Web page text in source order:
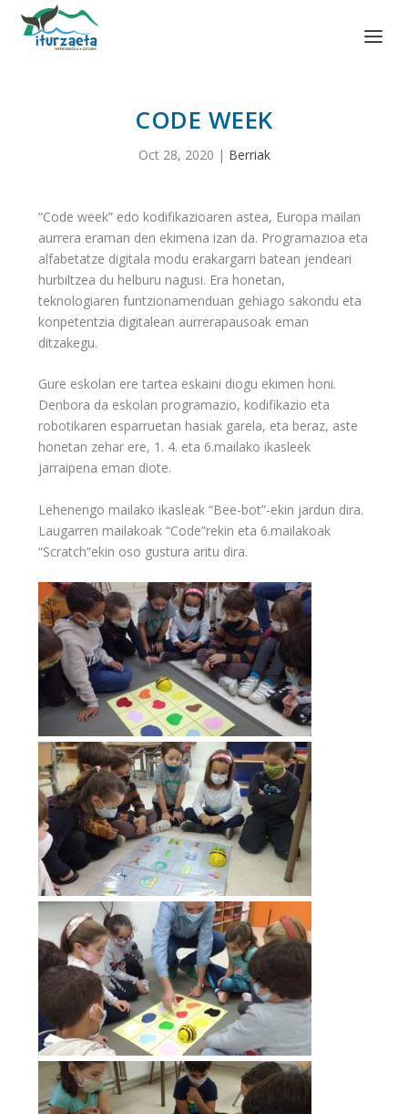
CODE WEEK
Oct 28, 2020 | Berriak
“Code week” edo kodifikazioaren astea, Europa mailan
aurrera eraman den ekimena izan da. Programazioa eta
alfabetatze digitala modu erakargarri batean jendeari
hurbiltzea du helburu nagusi. Era honetan,
teknologiaren funtzionamenduan gehiago sakondu eta
konpetentzia digitalean aurrerapausoak eman
ditzakegu.
Gure eskolan ere tartea eskaini diogu ekimen honi.
Denbora da eskolan programazio, kodifikazio eta
robotikaren esparruetan hasiak garela, eta beraz, aste
honetan zehar ere, 1. 4. eta 6.mailako ikasleek
jarraipena eman diote.
Lehenengo mailako ikasleak “Bee-bot”-ekin jardun dira.
Laugarren mailakoak “Code”rekin eta 6.mailakoak
“Scratch”ekin oso gustura aritu dira.